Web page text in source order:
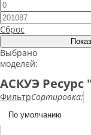
Сброс
Выбрано
моделей:
АСКУЭ Ресурс
ФильтрСортировка: